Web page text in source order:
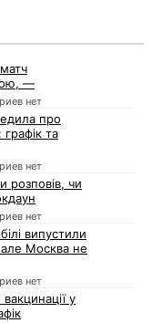
—
нет
про
графік та
нет
розповів, чи
нет
випустили
Москва не
нет
у